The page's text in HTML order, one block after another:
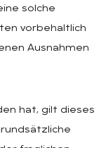
solche
vorbehaltlich
Ausnahmen
hat, gilt dieses